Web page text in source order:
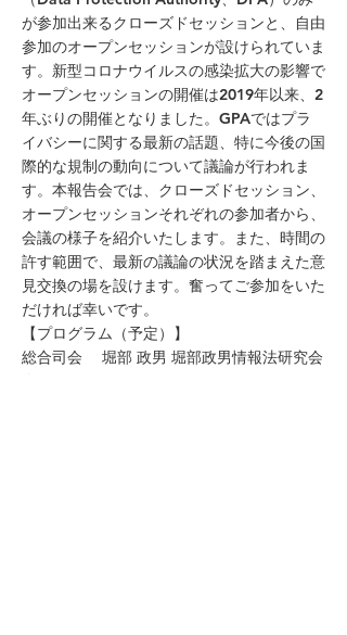
が参加出来るクローズドセッションと、自由
参加のオープンセッションが設けられていま
す。新型コロナウイルスの感染拡大の影響で
オープンセッションの開催は2019年以来、2
年ぶりの開催となりました。GPAではプラ
イバシーに関する最新の話題、特に今後の国
際的な規制の動向について議論が行われま
す。本報告会では、クローズドセッション、
オープンセッションそれぞれの参加者から、
会議の様子を紹介いたします。また、時間の
許す範囲で、最新の議論の状況を踏まえた意
見交換の場を設けます。奮ってご参加をいた
だければ幸いです。
【プログラム（予定）】
総合司会 堀部 政男 堀部政男情報法研究会